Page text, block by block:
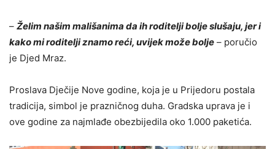
– Želim našim mališanima da ih roditelji bolje slušaju, jer i
kako mi roditelji znamo reći, uvijek može bolje – poručio
je Djed Mraz.
Proslava Dječije Nove godine, koja je u Prijedoru postala
tradicija, simbol je prazničnog duha. Gradska uprava je i
ove godine za najmlađe obezbijedila oko 1.000 paketića.